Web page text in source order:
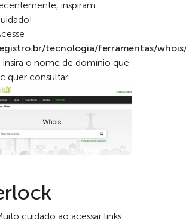
inspiram
tecnologia/ferramentas/
insira o nome de domínio que
quer consultar:
cuidado ao acessar links